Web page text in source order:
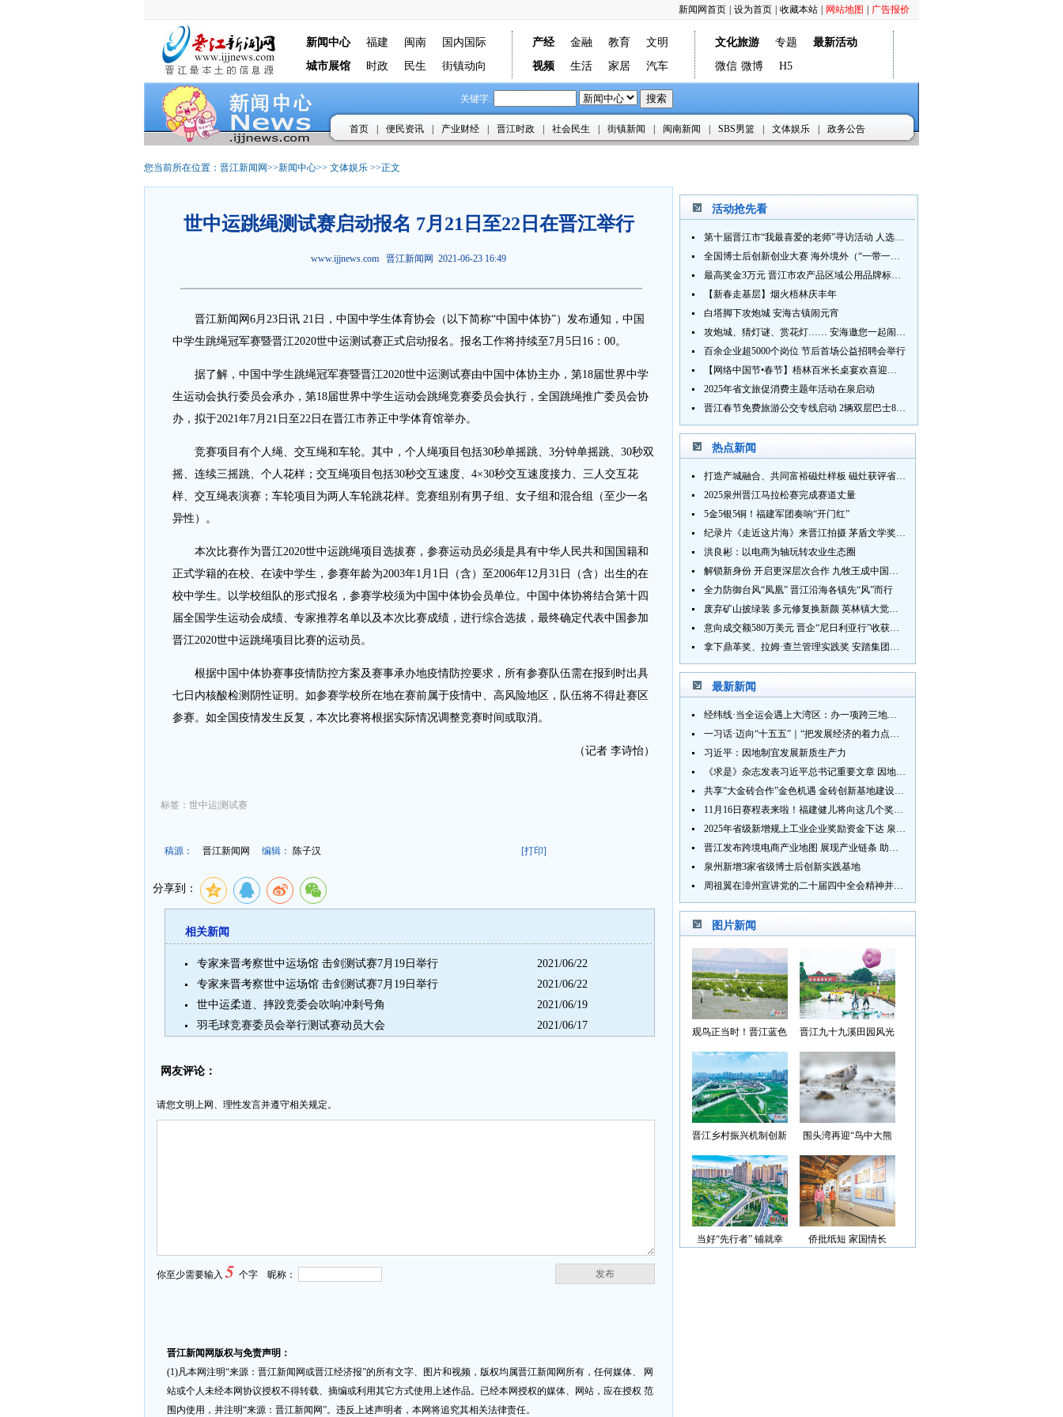
广告报价
网站地图
收藏本站
设为首页
新闻网首页
新闻中心 福建 闽南
国内国际
城市展馆
时政 民生 街镇动向
产经 金融 教育
文明
视频
生活 家居 汽车
文化旅游 专题
最新活动
微信 微博 H5
关键字:
首页 便民资讯 产业财经 晋江时政 社会民生 街镇新闻 闽南新闻 SBS男篮 文体娱乐 政务公告
您当前所在位置： 晋江新闻网>>新闻中心>> 文体娱乐 >>正文
世中运跳绳测试赛启动报名 7月21日至22日在晋江举行
www.ijjnews.com 晋江新闻网 2021-06-23 16:49
晋江新闻网6月23日讯 21日，中国中学生体育协会（以下简称“中国中体协”）发布通知，中国
中学生跳绳冠军赛暨晋江2020世中运测试赛正式启动报名。报名工作将持续至7月5日16：00。
据了解，中国中学生跳绳冠军赛暨晋江2020世中运测试赛由中国中体协主办，第18届世界中学
生运动会执行委员会承办，第18届世界中学生运动会跳绳竞赛委员会执行，全国跳绳推广委员会协
办，拟于2021年7月21日至22日在晋江市养正中学体育馆举办。
竞赛项目有个人绳、交互绳和车轮。其中，个人绳项目包括30秒单摇跳、3分钟单摇跳、30秒双
摇、连续三摇跳、个人花样；交互绳项目包括30秒交互速度、4×30秒交互速度接力、三人交互花
样、交互绳表演赛；车轮项目为两人车轮跳花样。竞赛组别有男子组、女子组和混合组（至少一名
异性）。
本次比赛作为晋江2020世中运跳绳项目选拔赛，参赛运动员必须是具有中华人民共和国国籍和
正式学籍的在校、在读中学生，参赛年龄为2003年1月1日（含）至2006年12月31日（含）出生的在
校中学生。以学校组队的形式报名，参赛学校须为中国中体协会员单位。中国中体协将结合第十四
届全国学生运动会成绩、专家推荐名单以及本次比赛成绩，进行综合选拔，最终确定代表中国参加
晋江2020世中运跳绳项目比赛的运动员。
根据中国中体协赛事疫情防控方案及赛事承办地疫情防控要求，所有参赛队伍需在报到时出具
七日内核酸检测阴性证明。如参赛学校所在地在赛前属于疫情中、高风险地区，队伍将不得赴赛区
参赛。如全国疫情发生反复，本次比赛将根据实际情况调整竞赛时间或取消。
（记者 李诗怡）
标签：世中运|测试赛
稿源： 晋江新闻网 编辑： 陈子汉 [打印]
分享到：
相关新闻
专家来晋考察世中运场馆 击剑测试赛7月19日举行
2021/06/22
专家来晋考察世中运场馆 击剑测试赛7月19日举行
2021/06/22
世中运柔道、摔跤竞委会吹响冲刺号角
2021/06/19
羽毛球竞赛委员会举行测试赛动员大会
2021/06/17
网友评论：
请您文明上网、理性发言并遵守相关规定。
发布
你至少需要输入5 个字 昵称：
晋江新闻网版权与免责声明：
(1)凡本网注明“来源：晋江新闻网或晋江经济报”的所有文字、图片和视频，版权均属晋江新闻网所有，任何媒体、 网
站或个人未经本网协议授权不得转载、摘编或利用其它方式使用上述作品。已经本网授权的媒体、网站，应在授权 范
围内使用，并注明“来源：晋江新闻网”。违反上述声明者，本网将追究其相关法律责任。
活动抢先看
第十届晋江市“我最喜爱的老师”寻访活动 人选推荐火热进行中 快来“秀”您最喜爱的老师
全国博士后创新创业大赛 海外境外（“一带一路”）赛七大赛道等你来战
最高奖金3万元 晋江市农产品区域公用品牌标识Logo及特色农产品包装设计征集活动正式启动
【新春走基层】烟火梧林庆丰年
白塔脚下攻炮城 安海古镇闹元宵
攻炮城、猜灯谜、赏花灯…… 安海邀您一起闹元宵
百余企业超5000个岗位 节后首场公益招聘会举行
【网络中国节•春节】梧林百米长桌宴欢喜迎新春
2025年省文旅促消费主题年活动在泉启动
晋江春节免费旅游公交专线启动 2辆双层巴士8辆铛铛车带你游
热点新闻
打造产城融合、共同富裕磁灶样板 磁灶获评省级乡村振兴示范乡镇
2025泉州晋江马拉松赛完成赛道丈量
5金5银5铜！福建军团奏响“开门红”
纪录片《走近这片海》来晋江拍摄 茅盾文学奖得主麦家探寻晋江“海海”人生
洪良彬：以电商为轴玩转农业生态圈
解锁新身份 开启更深层次合作 九牧王成中国奥委会官方赞助商
全力防御台风“凤凰” 晋江沿海各镇先“风”而行
废弃矿山披绿装 多元修复换新颜 英林镇大觉山片区废弃矿山生态修复项目通过验收
意向成交额580万美元 晋企“尼日利亚行”收获满满
拿下鼎革奖、拉姆·查兰管理实践奖 安踏集团获企业管理权威奖项
最新新闻
经纬线·当全运会遇上大湾区：办一项跨三地的赛事有多硬核？
一习话·迈向“十五五”｜“把发展经济的着力点放在实体经济上”
习近平：因地制宜发展新质生产力
《求是》杂志发表习近平总书记重要文章 因地制宜发展新质生产力
共享“大金砖合作”金色机遇 金砖创新基地建设成效显著
11月16日赛程表来啦！福建健儿将向这几个奖牌发起冲击→
2025年省级新增规上工业企业奖励资金下达 泉州市获补资金居全省首位
晋江发布跨境电商产业地图 展现产业链条 助力“晋品出海”
泉州新增3家省级博士后创新实践基地
周祖翼在漳州宣讲党的二十届四中全会精神并调研
图片新闻
观鸟正当时！晋江蓝色
晋江九十九溪田园风光
光”首批认定名单
晋江乡村振兴机制创新
围头湾再迎“鸟中大熊
当好“先行者” 铺就幸
侨批纸短 家国情长